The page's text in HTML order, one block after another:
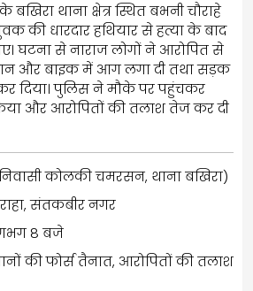
थाना क्षेत्र स्थित बभनी चौराहे
की धारदार हथियार से हत्या के बाद
घटना से नाराज लोगों ने आरोपित से
और बाइक में आग लगा दी तथा सड़क
दिया। पुलिस ने मौके पर पहुंचकर
और आरोपितों की तलाश तेज कर दी
कोलकी चमरसन, थाना बखिरा)
संतकबीर नगर
8 बजे
की फोर्स तैनात, आरोपितों की तलाश